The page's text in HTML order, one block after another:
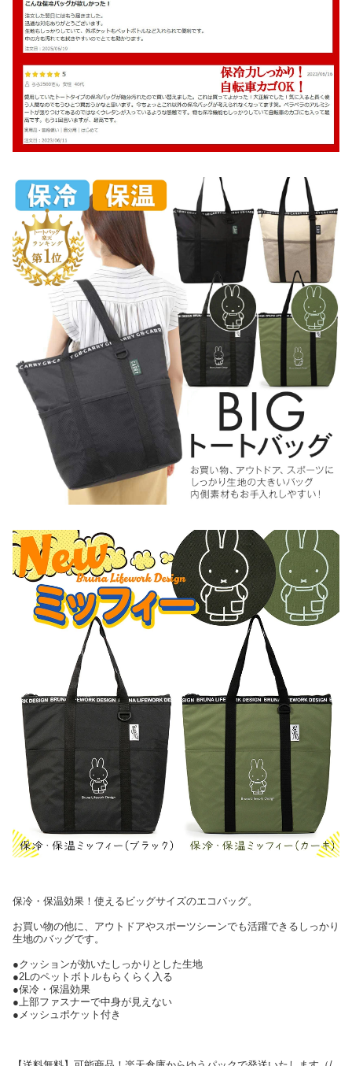
保冷・保温効果！使えるビッグサイズのエコバッグ。
お買い物の他に、アウトドアやスポーツシーンでも活躍できるしっかり
生地のバッグです。
●クッションが効いたしっかりとした生地
●2Lのペットボトルもらくらく入る
●保冷・保温効果
●上部ファスナーで中身が見えない
●メッシュポケット付き